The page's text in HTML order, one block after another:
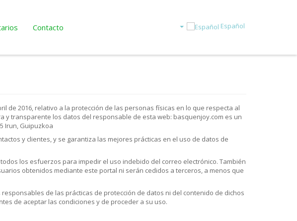
Español
Contacto
de 2016, relativo a la protección de las personas físicas en lo que respecta al
transparente los datos del responsable de esta web: basquenjoy.com es un
Irun, Guipuzkoa
y clientes, y se garantiza las mejores prácticas en el uso de datos de
todos los esfuerzos para impedir el uso indebido del correo electrónico. También
obtenidos mediante este portal ni serán cedidos a terceros, a menos que
de las prácticas de protección de datos ni del contenido de dichos
de aceptar las condiciones y de proceder a su uso.